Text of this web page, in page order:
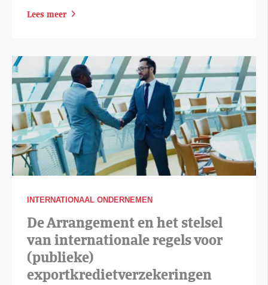
Lees meer
INTERNATIONAAL ONDERNEMEN
De Arrangement en het stelsel
van internationale regels voor
(publieke)
exportkredietverzekeringen